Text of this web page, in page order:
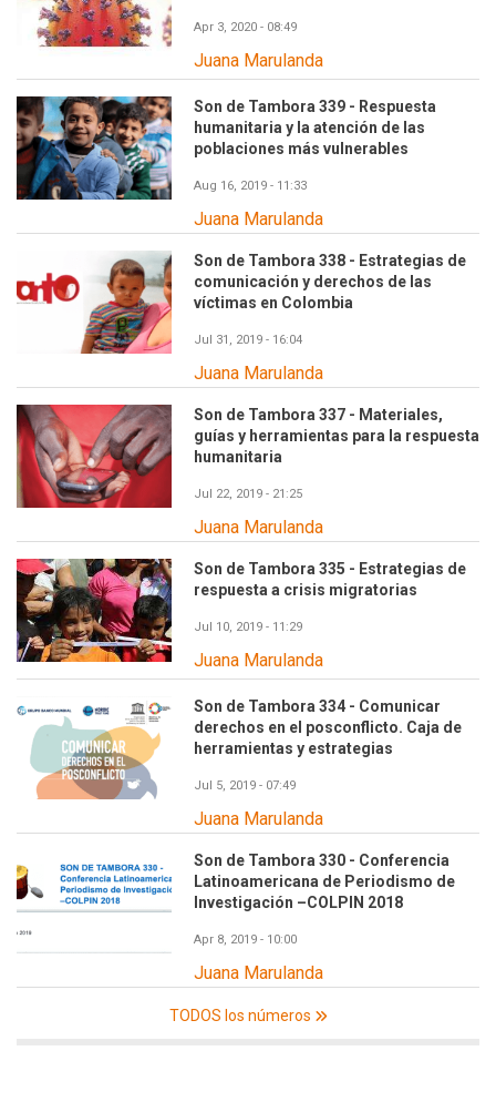
Apr 3, 2020 - 08:49
Juana Marulanda
Son de Tambora 339 - Respuesta
humanitaria y la atención de las
poblaciones más vulnerables
Aug 16, 2019 - 11:33
Juana Marulanda
Son de Tambora 338 - Estrategias de
comunicación y derechos de las
víctimas en Colombia
Jul 31, 2019 - 16:04
Juana Marulanda
Son de Tambora 337 - Materiales,
guías y herramientas para la respuesta
humanitaria
Jul 22, 2019 - 21:25
Juana Marulanda
Son de Tambora 335 - Estrategias de
respuesta a crisis migratorias
Jul 10, 2019 - 11:29
Juana Marulanda
Son de Tambora 334 - Comunicar
derechos en el posconflicto. Caja de
herramientas y estrategias
Jul 5, 2019 - 07:49
Juana Marulanda
Son de Tambora 330 - Conferencia
Latinoamericana de Periodismo de
Investigación –COLPIN 2018
Apr 8, 2019 - 10:00
Juana Marulanda
TODOS los números